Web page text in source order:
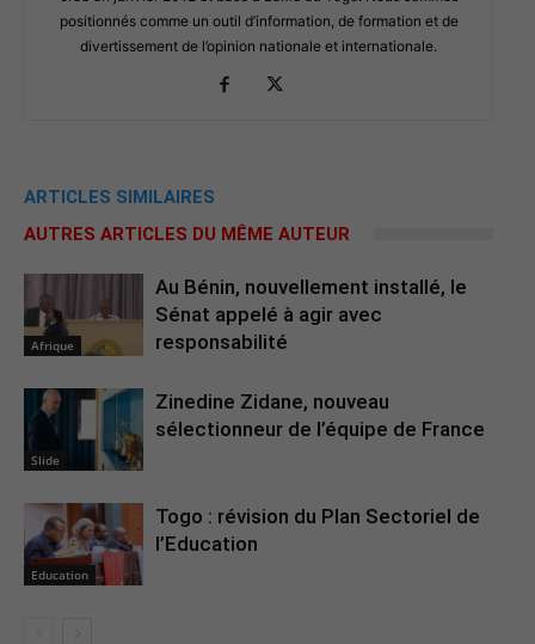
positionnés comme un outil d’information, de formation et de
divertissement de l’opinion nationale et internationale.
ARTICLES SIMILAIRES
AUTRES ARTICLES DU MÊME AUTEUR
Afrique
Au Bénin, nouvellement installé, le
Sénat appelé à agir avec
responsabilité
Slide
Zinedine Zidane, nouveau
sélectionneur de l’équipe de France
Education
Togo : révision du Plan Sectoriel de
l’Education